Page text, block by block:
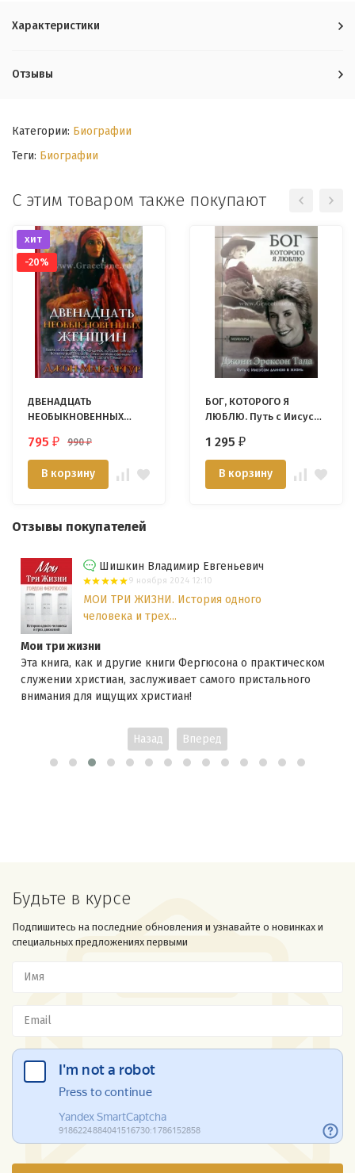
Характеристики
Отзывы
Категории: Биографии
Теги: Биографии
С этим товаром также покупают
хит
-20%
ДВЕНАДЦАТЬ
НЕОБЫКНОВЕННЫХ
Артур
795 ₽ 990₽
В корзину
БОГ, КОТОРОГО Я
ЛЮБЛЮ. Путь с Иисусом
(Джони). Джони
Эриксон Тада
1 295 ₽
В корзину
Отзывы покупателей
Шишкин Владимир Евгеньевич
9 ноября 2024 12:10
МОИ ТРИ ЖИЗНИ. История одного
человека и трех...
Мои три жизни
Эта книга, как и другие книги Фергюсона о практическом
служении христиан, заслуживает самого пристального
внимания для ищущих христиан!
Назад Вперед
Будьте в курсе
Подпишитесь на последние обновления и узнавайте о новинках и
специальных предложениях первыми